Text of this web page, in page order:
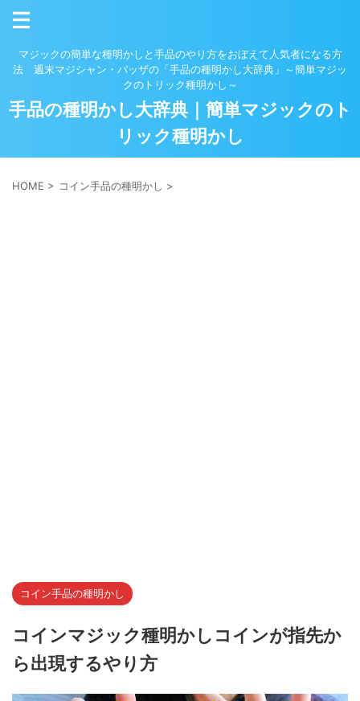
マジックの簡単な種明かしと手品のやり方をおぼえて人気者になる方
法 週末マジシャン・バッザの「手品の種明かし大辞典」～簡単マジッ
クのトリック種明かし～
手品の種明かし大辞典｜簡単マジックのト
リック種明かし
HOME > コイン手品の種明かし >
コイン手品の種明かし
コインマジック種明かしコインが指先か
ら出現するやり方